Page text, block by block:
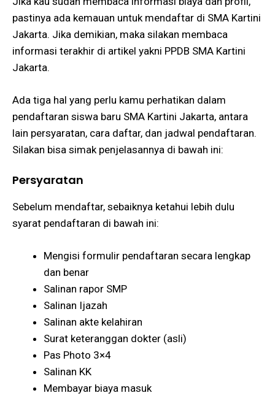
pastinya ada kemauan untuk mendaftar di SMA Kartini
Jakarta. Jika demikian, maka silakan membaca
informasi terakhir di artikel yakni PPDB SMA Kartini
Jakarta.
Ada tiga hal yang perlu kamu perhatikan dalam
pendaftaran siswa baru SMA Kartini Jakarta, antara
lain persyaratan, cara daftar, dan jadwal pendaftaran.
Silakan bisa simak penjelasannya di bawah ini:
Persyaratan
Sebelum mendaftar, sebaiknya ketahui lebih dulu
syarat pendaftaran di bawah ini:
Mengisi formulir pendaftaran secara lengkap
dan benar
Salinan rapor SMP
Salinan Ijazah
Salinan akte kelahiran
Surat keteranggan dokter (asli)
Pas Photo 3×4
Salinan KK
Membayar biaya masuk